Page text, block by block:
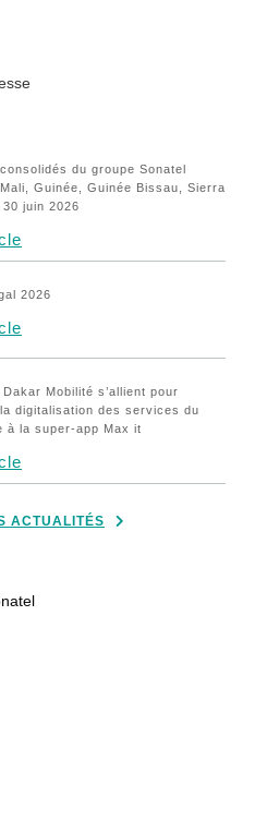
du groupe Sonatel
Guinée, Guinée Bissau, Sierra
juin 2026
2026
Mobilité s’allient pour
digitalisation des services du
à la super-app Max it
ACTUALITÉS